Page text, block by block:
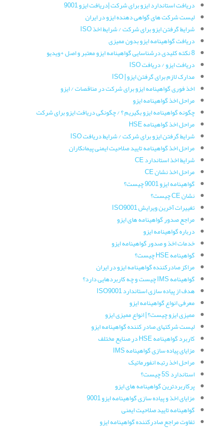
دریافت استاندارد ایزو برای شرکت |دریافت ایزو 9001
لیست شرکت های گواهی دهنده ایزو در ایران
شرایط گرفتن ایزو برای شرکت / شرایط اخذ ISO
دریافت گواهینامه ایزو بدون ممیزی
8 نکته کلیدی درشناسایی گواهینامه ایزو معتبر و اصل +ویدیو
دریافت ایزو / دریافت ISO
مدارک لازم برای گرفتن ایزو | ISO
اخذ فوری گواهینامه ایزو برای شرکت در مناقصات / ایزو
مراحل اخذ گواهینامه ایزو
چگونه گواهینامه ایزو بگیریم ؟ / چگونگی دریافت ایزو برای شرکت
مراحل اخذ گواهینامه HSE
شرایط گرفتن ایزو برای شرکت / شرایط دریافت ISO
مراحل اخذ گواهینامه تایید صلاحیت ایمنی پیمانکاران
شرایط اخذ استاندارد CE
مراحل اخذ نشان CE
گواهینامه ایزو 9001 چیست؟
نشان CE چیست؟
تغییرات آخرین ویرایش ISO9001
مراجع صدور گواهینامه های ایزو
درباره گواهینامه ایزو
خدمات اخذ و صدور گواهینامه ایزو
گواهینامه HSE چیست؟
مراکز صادرکننده گواهینامه ایزو در ایران
گواهینامه IMS چیست و چه کاربردهایی دارد؟
هدف از پیاده سازی استاندارد ISO9001
معرفی انواع گواهینامه ایزو
ممیزی ایزو چیست؟ | انواع ممیزی ایزو
لیست شرکتهای صادر کننده گواهینامه ایزو
کاربرد گواهینامه HSE در صنایع مختلف
مزایای پیاده سازی گواهینامه IMS
مراحل اخذ رتبه انفورماتیک
استاندارد 5S چیست؟
پرکاربردترین گواهینامه های ایزو
مزایای اخذ و پیاده سازی گواهینامه ایزو 9001
گواهینامه تایید صلاحیت ایمنی
تفاوت مراجع صادرکننده گواهینامه ایزو